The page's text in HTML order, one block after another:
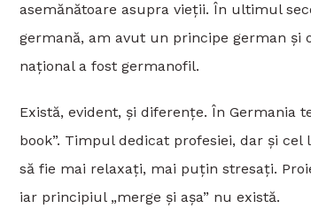
asemănătoare asupra vieții. În ultimul
germană, am avut un principe german
național a fost germanofil.
Există, evident, și diferențe. În Germania
book”. Timpul dedicat profesiei, dar și
să fie mai relaxați, mai puțin stresați.
iar principiul „merge și așa” nu există.